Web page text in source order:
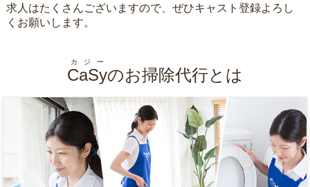
求人はたくさんございますので、ぜひキャスト登録よろし
くお願いします。
CaSy
カジー
のお掃除代行とは